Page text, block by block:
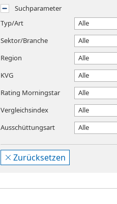
Suchparameter
Typ/Art
Alle
Sektor/Branche
Alle
Region
Alle
KVG
Alle
Rating Morningstar
Alle
Vergleichsindex
Alle
Ausschüttungsart
Alle
Zurücksetzen